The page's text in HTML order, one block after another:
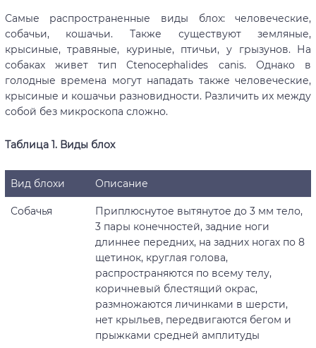
Самые распространенные виды блох: человеческие,
собачьи, кошачьи. Также существуют земляные,
крысиные, травяные, куриные, птичьи, у грызунов. На
собаках живет тип Ctenocephalides canis. Однако в
голодные времена могут нападать также человеческие,
крысиные и кошачьи разновидности. Различить их между
собой без микроскопа сложно.
Таблица 1. Виды блох
Вид блохи Описание
Собачья
Приплюснутое вытянутое до 3 мм тело,
3 пары конечностей, задние ноги
длиннее передних, на задних ногах по 8
щетинок, круглая голова,
распространяются по всему телу,
коричневый блестящий окрас,
размножаются личинками в шерсти,
нет крыльев, передвигаются бегом и
прыжками средней амплитуды